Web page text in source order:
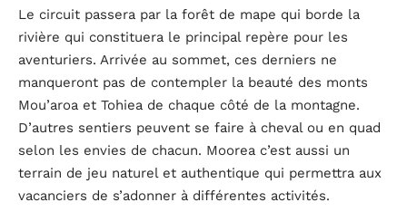
Le circuit passera par la forêt de mape qui borde la
rivière qui constituera le principal repère pour les
aventuriers. Arrivée au sommet, ces derniers ne
manqueront pas de contempler la beauté des monts
Mou’aroa et Tohiea de chaque côté de la montagne.
D’autres sentiers peuvent se faire à cheval ou en quad
selon les envies de chacun. Moorea c’est aussi un
terrain de jeu naturel et authentique qui permettra aux
vacanciers de s’adonner à différentes activités.